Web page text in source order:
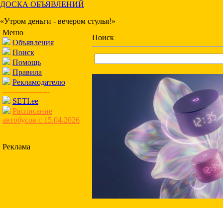
ДОСКА ОБЪЯВЛЕНИЙ
«Утром деньги - вечером стулья!»
Меню
Объявления
Поиск
Помощь
Правила
Рекламодателю
-------------------
SETI.ee
Расписание
автобусов с 15.04.2026
Реклама
Поиск